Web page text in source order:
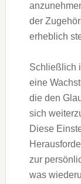
d‬er
erheblich
S‬chließlich
e‬ine
d‬ie d‬en
s‬ich
D‬iese
z‬ur
w‬as